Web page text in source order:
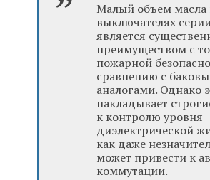
Малый объем масла
выключателях
является
преимуществом с
пожарной
сравнению с
аналогами. Однако
накладывает
к контролю уровня
диэлектрической
как даже
может привести к
коммутации.